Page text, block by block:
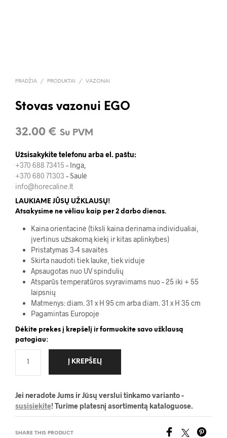
PRADŽIA / PRODUKTAI / VAZONAI
Stovas vazonui EGO
32.00 € Su PVM
Užsisakykite telefonu arba el. paštu:
+370 688 73415 – Inga,
+370 680 71303 – Saulė
info@horecaline.lt
LAUKIAME JŪSŲ UŽKLAUSŲ!
Atsakysime ne vėliau kaip per 2 darbo dienas.
Kaina orientacinė (tiksli kaina derinama individualiai,
įvertinus užsakomą kiekį ir kitas aplinkybes)
Pristatymas 3-4 savaitės
Skirta naudoti tiek lauke, tiek viduje
Apsaugotas nuo UV spindulių
Atsparūs temperatūros svyravimams nuo – 25 iki + 55
laipsnių
Matmenys: diam. 31 x H 95 cm arba diam. 31 x H 35 cm
Pagamintas Europoje
Dėkite prekes į krepšelį ir formuokite savo užklausą
patogiau:
Į KREPŠELĮ
Jei neradote Jums ir Jūsų verslui tinkamo varianto -
susisiekite! Turime platesnį asortimentą kataloguose.
SHARE THIS PRODUCT